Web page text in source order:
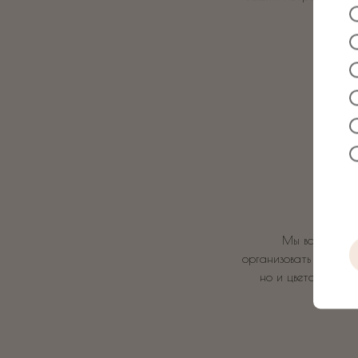
Мы всегда за
организовать для Вас
но и цветов и